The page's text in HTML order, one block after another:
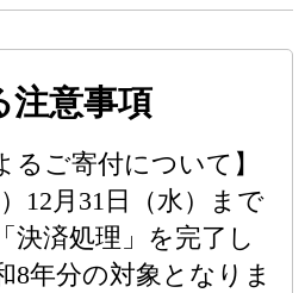
注意事項
るご寄付について】
12月31日（水）まで
決済処理」を完了し
8年分の対象となりま